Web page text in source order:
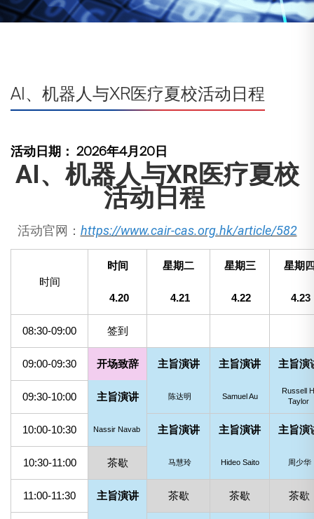
AI、机器人与XR医疗夏校活动日程
活动日期： 2026年4月20日
AI、机器人与XR医疗夏校
活动日程
活动官网： https://www.cair-cas.org.hk/article/582
时间
时间 星期二 星期三 星期
4.20 4.21 4.22 4.23
08:30-09:00 签到
09:00-09:30 开场致辞 主旨演讲 主旨演讲 主旨演
09:30-10:00 主旨演讲 陈达明 Samuel Au
Russell
Taylor
10:00-10:30 Nassir Navab 主旨演讲 主旨演讲 主旨演
10:30-11:00 茶歇 马慧玲 Hideo Saito 周少华
11:00-11:30 主旨演讲 茶歇 茶歇 茶歇